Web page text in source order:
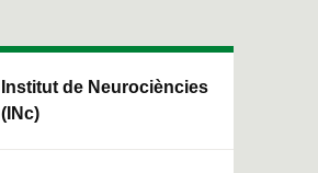
Institut de Neurociències
(INc)